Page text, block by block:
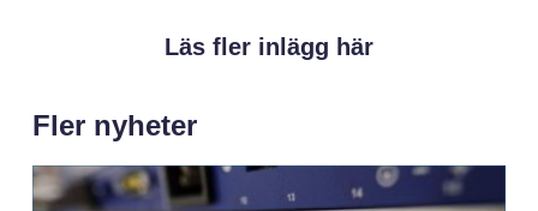
Läs fler inlägg här
Fler nyheter